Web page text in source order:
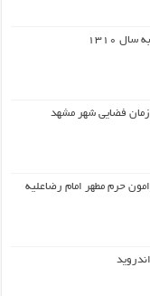
۱۳۱۰
فضایی شهر مشهد
حرم مطهر امام رضاعليه